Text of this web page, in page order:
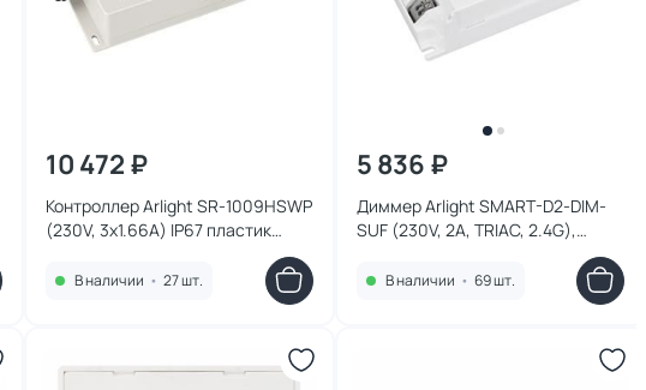
10 472 ₽
Контроллер Arlight SR-1009HSWP
(230V, 3x1.66A) IP67 пластик
В наличии • 27 шт.
5 836 ₽
Диммер Arlight SMART-D2-DIM-
SUF (230V, 2A, TRIAC, 2.4G),
В наличии • 69 шт.